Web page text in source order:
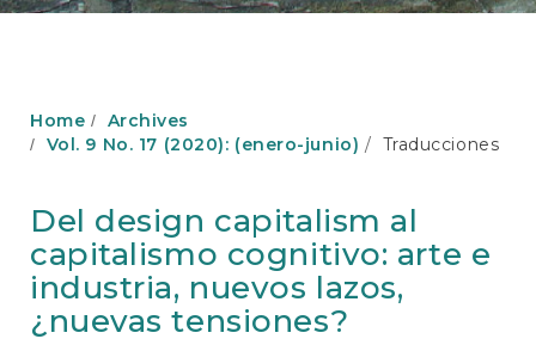
g
n
n
C
o
n
t
Home
Archives
Vol. 9 No. 17 (2020): (enero-junio)
Traducciones
Del design capitalism al
capitalismo cognitivo: arte e
industria, nuevos lazos,
¿nuevas tensiones?